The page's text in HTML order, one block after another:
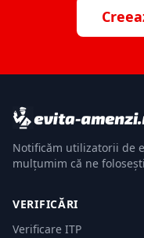
Notificăm utilizatorii de
mulțumim că ne
VERIFICĂRI
Verificare ITP